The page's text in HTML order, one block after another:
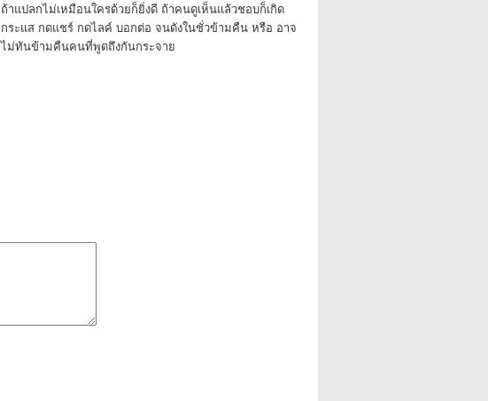
ถ้าแปลกไม่เหมือนใครด้วยก็ยิ่งดี ถ้าคนดูเห็นแล้วชอบก็เกิด
กระแส กดแชร์ กดไลค์ บอกต่อ จนดังในชั่วข้ามคืน หรือ อาจ
ไม่ทันข้ามคืนคนที่พูดถึงกันกระจาย